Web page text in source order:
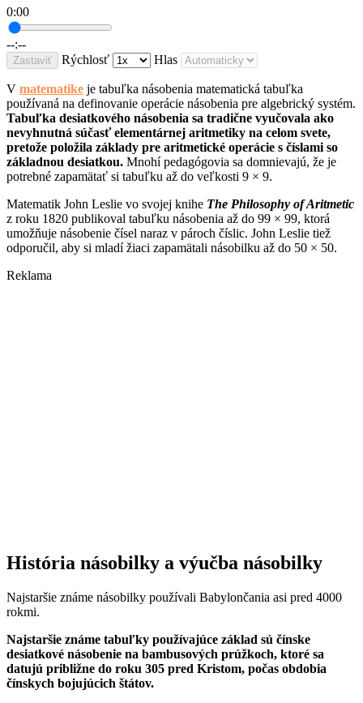
0:00
--:--
Zastaviť Rýchlosť Hlas
V matematike je tabuľka násobenia matematická tabuľka
používaná na definovanie operácie násobenia pre algebrický systém.
Tabuľka desiatkového násobenia sa tradične vyučovala ako
nevyhnutná súčasť elementárnej aritmetiky na celom svete,
pretože položila základy pre aritmetické operácie s číslami so
základnou desiatkou. Mnohí pedagógovia sa domnievajú, že je
potrebné zapamätať si tabuľku až do veľkosti 9 × 9.
Matematik John Leslie vo svojej knihe The Philosophy of Aritmetic
z roku 1820 publikoval tabuľku násobenia až do 99 × 99, ktorá
umožňuje násobenie čísel naraz v pároch číslic. John Leslie tiež
odporučil, aby si mladí žiaci zapamätali násobilku až do 50 × 50.
Reklama
História násobilky a výučba násobilky
Najstaršie známe násobilky používali Babylončania asi pred 4000
rokmi.
Najstaršie známe tabuľky používajúce základ sú čínske
desiatkové násobenie na bambusových prúžkoch, ktoré sa
datujú približne do roku 305 pred Kristom, počas obdobia
čínskych bojujúcich štátov.